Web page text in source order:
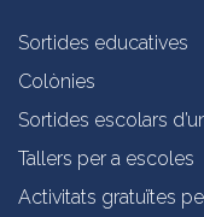
Sortides educatives
Colònies
Sortides escolars
Tallers per a escoles
Activitats gratuïtes